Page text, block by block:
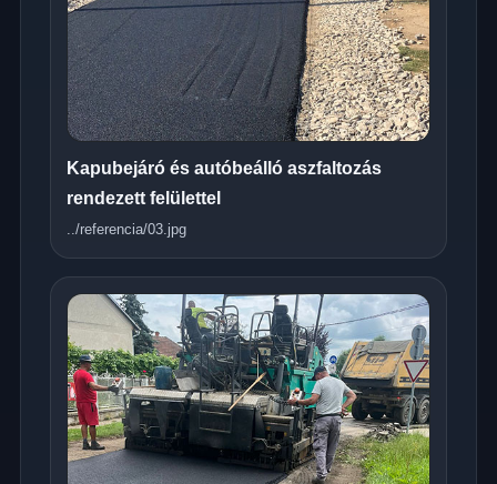
Kapubejáró és autóbeálló aszfaltozás
rendezett felülettel
../referencia/03.jpg